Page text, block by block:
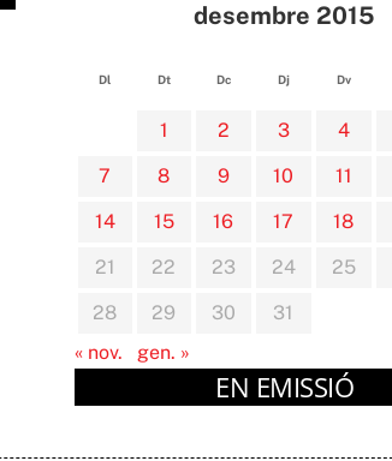
desembre 2015
Dl Dt Dc Dj Dv
1 2 3 4
7
8 9 10 11
14
15 16 17 18
21
22 23 24 25
28
29 30
31
« nov.
gen. »
EN EMISSIÓ